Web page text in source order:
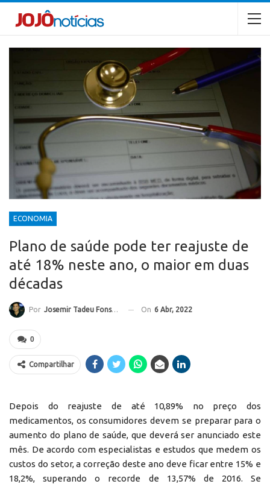
ECONOMIA
Plano de saúde pode ter reajuste de
até 18% neste ano, o maior em duas
décadas
Por Josemir Tadeu Fonseca On 6 Abr, 2022
0
Compartilhar
Depois do reajuste de até 10,89% no preço dos
medicamentos, os consumidores devem se preparar para o
aumento do plano de saúde, que deverá ser anunciado este
mês. De acordo com especialistas e estudos que medem os
custos do setor, a correção deste ano deve ficar entre 15% e
18,2%, superando o recorde de 13,57% de 2016. Se